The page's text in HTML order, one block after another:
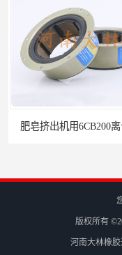
冷镦机刹车
版权所有
河南大林橡